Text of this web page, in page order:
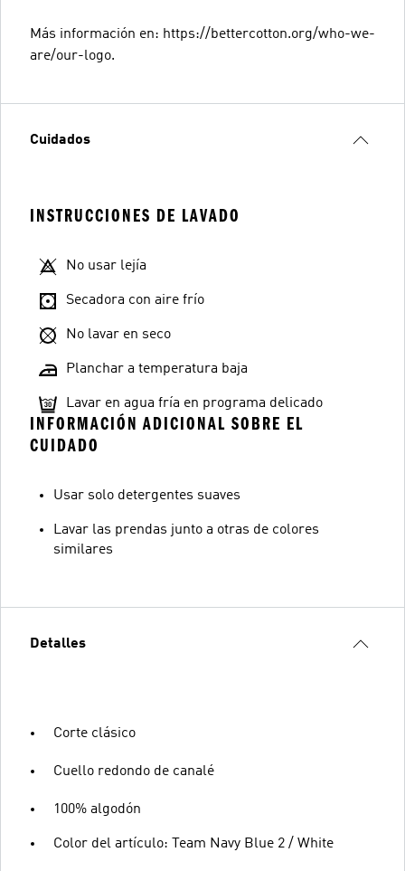
Más información en: https://bettercotton.org/who-we-
are/our-logo.
Cuidados
INSTRUCCIONES DE LAVADO
No usar lejía
Secadora con aire frío
No lavar en seco
Planchar a temperatura baja
Lavar en agua fría en programa delicado
INFORMACIÓN ADICIONAL SOBRE EL
CUIDADO
Usar solo detergentes suaves
Lavar las prendas junto a otras de colores
similares
Detalles
Corte clásico
Cuello redondo de canalé
100% algodón
Color del artículo: Team Navy Blue 2 / White